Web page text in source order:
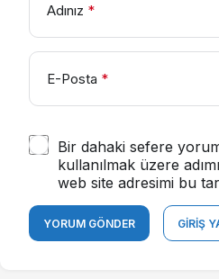
Adınız *
E-Posta *
Bir dahaki sefere
kullanılmak üzere
web site adresimi bu
YORUM GÖNDER GIRIŞ